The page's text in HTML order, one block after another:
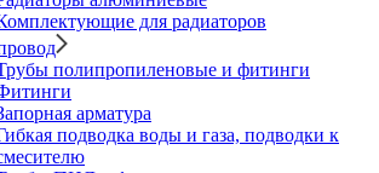
для радиаторов
полипропиленовые и фитинги
арматура
подводка воды и газа, подводки к